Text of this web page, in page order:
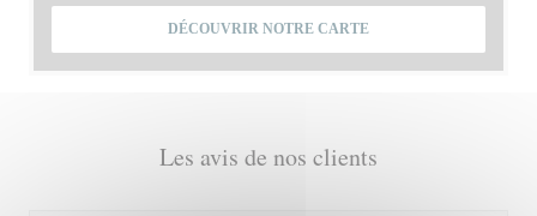
Les avis de nos clients
DÉCOUVRIR NOTRE CARTE